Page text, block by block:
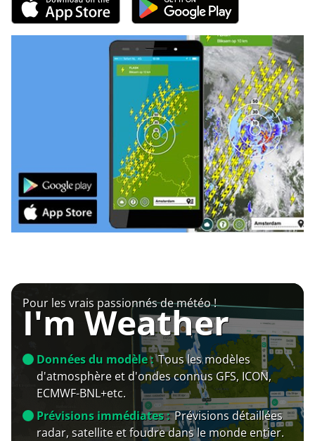
Pour les vrais passionnés de météo !
I'm Weather
Données du modèle : Tous les modèles
d'atmosphère et d'ondes connus GFS, ICON,
ECMWF-BNL+etc.
Prévisions immédiates : Prévisions détaillées
radar, satellite et foudre dans le monde entier.